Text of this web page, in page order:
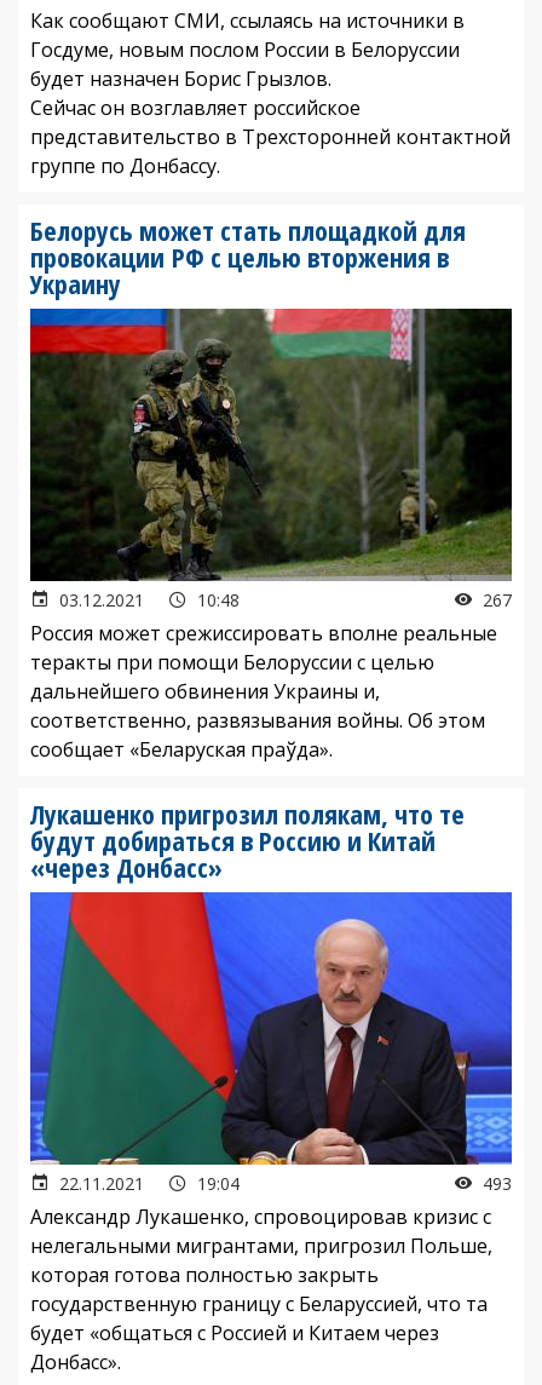
Как сообщают СМИ, ссылаясь на источники в
Госдуме, новым послом России в Белоруссии
будет назначен Борис Грызлов.
Сейчас он возглавляет российское
представительство в Трехсторонней контактной
группе по Донбассу.
Белорусь может стать площадкой для
провокации РФ с целью вторжения в
Украину
03.12.2021 10:48 267
Россия может срежиссировать вполне реальные
теракты при помощи Белоруссии с целью
дальнейшего обвинения Украины и,
соответственно, развязывания войны. Об этом
сообщает «Беларуская праўда».
Лукашенко пригрозил полякам, что те
будут добираться в Россию и Китай
«через Донбасс»
22.11.2021 19:04 493
Александр Лукашенко, спровоцировав кризис с
нелегальными мигрантами, пригрозил Польше,
которая готова полностью закрыть
государственную границу с Беларуссией, что та
будет «общаться с Россией и Китаем через
Донбасс».